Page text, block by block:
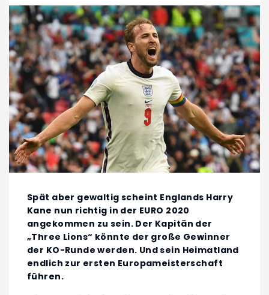
Spät aber gewaltig scheint Englands Harry
Kane nun richtig in der EURO 2020
angekommen zu sein. Der Kapitän der
„Three Lions“ könnte der große Gewinner
der KO-Runde werden. Und sein Heimatland
endlich zur ersten Europameisterschaft
führen.